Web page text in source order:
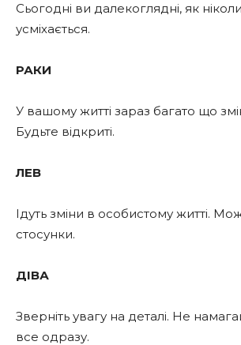
Сьогодні ви далекоглядні, як
усміхається.
РАКИ
У вашому житті зараз багато що
Будьте відкриті.
ЛЕВ
Ідуть зміни в особистому житті.
стосунки.
ДІВА
Зверніть увагу на деталі. Не
все одразу.